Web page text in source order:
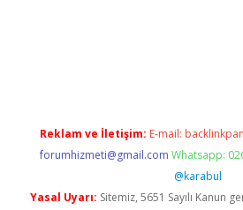
Reklam ve İletişim: E-mail:
forumhizmeti@gmail.com Whatsapp:
@karabul
Yasal Uyarı: Sitemiz, 5651 Sayılı Kanun